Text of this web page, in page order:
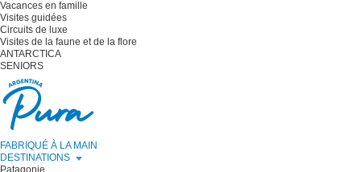
Vacances en famille
Visites guidées
Circuits de luxe
Visites de la faune et de la flore
ANTARCTICA
SENIORS
FABRIQUÉ À LA MAIN
DESTINATIONS
Patagonie